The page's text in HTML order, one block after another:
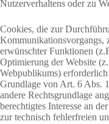
Nutzerverhaltens oder zu
Cookies, die zur
Kommunikationsvorgangs,
erwünschter Funktionen
Optimierung der Website
Webpublikums)
Grundlage von Art. 6 Abs.
andere Rechtsgrundlage
berechtigtes Interesse an
zur technisch fehlerfreien